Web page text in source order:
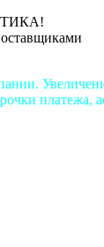
платежа,